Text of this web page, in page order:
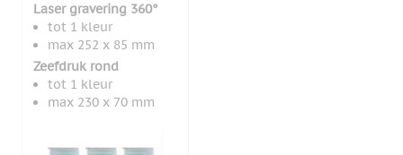
Laser gravering 360°
tot 1 kleur
max 252 x 85 mm
Zeefdruk rond
tot 1 kleur
max 230 x 70 mm